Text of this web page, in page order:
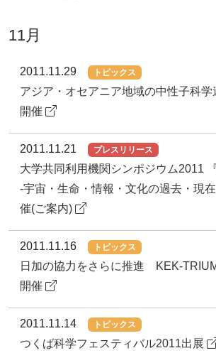
11月
2011.11.29 トピックス
アジア・オセアニア地域の中性子科
開催
2011.11.21 プレスリリース
大学共同利用機関シンポジウム2011
-宇宙・生命・情報・文化の過去・現
催(ご案内)
2011.11.16 トピックス
日加の協力をさらに推進 KEK-
開催
2011.11.14 トピックス
つくば科学フェスティバル2011出展